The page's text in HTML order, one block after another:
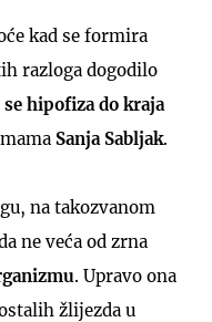
kad se formira
razloga dogodilo
hipofiza do kraja
Sanja Sabljak.
na takozvanom
ne veća od zrna
. Upravo ona
žlijezda u